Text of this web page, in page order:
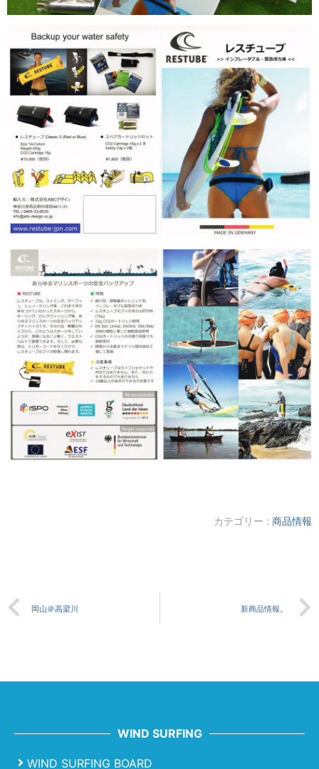
カテゴリー : 商品情報
岡山＠高梁川 新商品情報。
WIND SURFING
WIND SURFING BOARD